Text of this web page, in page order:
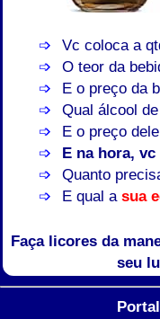
Vc coloca a
O teor da
E o preço da
Qual álcool
E o preço dele
E na hora,
Quanto
E qual asua
Faça licores da
seu